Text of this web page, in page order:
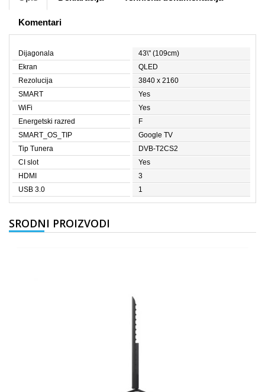
Komentari
Dijagonala
43\" (109cm)
Ekran
QLED
Rezolucija
3840 x 2160
SMART
Yes
WiFi
Yes
Energetski razred
F
SMART_OS_TIP
Google TV
Tip Tunera
DVB-T2CS2
CI slot
Yes
HDMI
3
USB 3.0
1
SRODNI PROIZVODI